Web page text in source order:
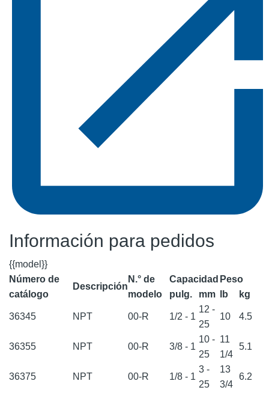
Información para pedidos
{{model}}
Número de
catálogo
Descripción
N.° de
modelo
Capacidad Peso
pulg.
mm lb kg
36345 NPT 00-R 1/2 - 1
12 -
25
10 4.5
36355 NPT 00-R 3/8 - 1
10 -
25
11
1/4
5.1
36375 NPT 00-R 1/8 - 1
3 -
25
13
3/4
6.2